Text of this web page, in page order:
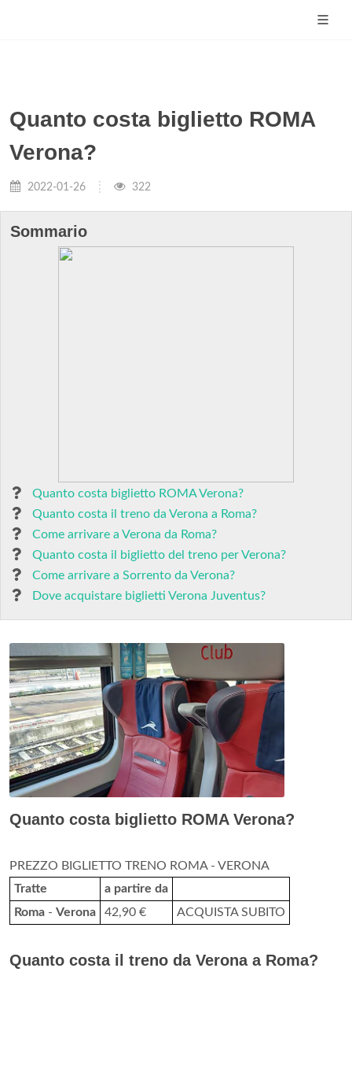
Quanto costa biglietto ROMA
Verona?
2022-01-26 322
Sommario
Quanto costa biglietto ROMA Verona?
Quanto costa il treno da Verona a Roma?
Come arrivare a Verona da Roma?
Quanto costa il biglietto del treno per Verona?
Come arrivare a Sorrento da Verona?
Dove acquistare biglietti Verona Juventus?
Quanto costa biglietto ROMA Verona?
PREZZO BIGLIETTO TRENO ROMA - VERONA
Tratte
a partire da
Roma - Verona 42,90 € ACQUISTA SUBITO
Quanto costa il treno da Verona a Roma?